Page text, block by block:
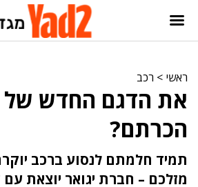
ראשי > רכב
את הדגם החדש של
הכרתם?
תמיד חלמתם לנסוע ברכב
מזלכם – חברת יגואר יוצאת